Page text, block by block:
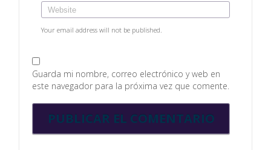
Your email address will not be published.
Guarda mi nombre, correo electrónico y web en
este navegador para la próxima vez que comente.